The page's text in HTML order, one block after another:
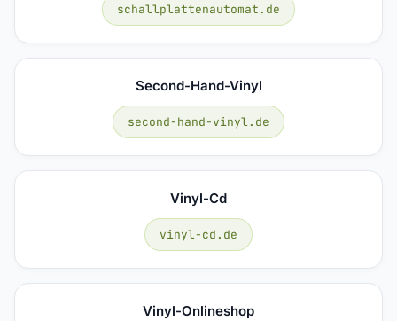
schallplattenautomat.de
Second-Hand-Vinyl
second-hand-vinyl.de
Vinyl-Cd
vinyl-cd.de
Vinyl-Onlineshop